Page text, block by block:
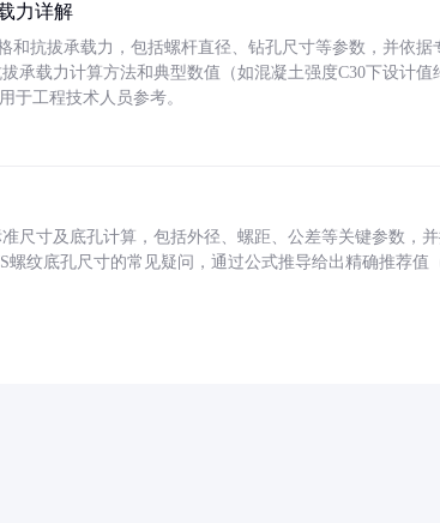
力详解
和抗拔承载力，包括螺杆直径、钻孔尺寸等参数，并依
承载力计算方法和典型数值（如混凝土强度C30下设计值
于工程技术人员参考。
尺寸及底孔计算，包括外径、螺距、公差等关键参数，
螺纹底孔尺寸的常见疑问，通过公式推导给出精确推荐值